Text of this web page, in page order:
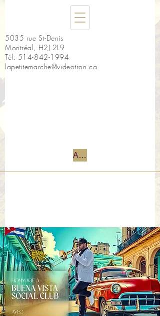
5035 rue St-Denis
Montréal, H2J 2L9
Tél: 514-842-1994
lapetitemarche@videotron.ca
Accueil